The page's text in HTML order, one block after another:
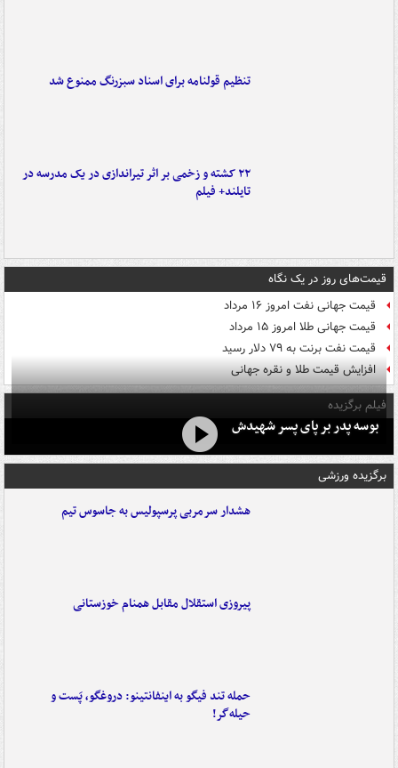
تنظیم قولنامه برای اسناد سبزرنگ ممنوع شد
۲۲ کشته و زخمی بر اثر تیراندازی در یک مدرسه در
تایلند+ فیلم
قیمت‌های روز در یک نگاه
قیمت جهانی نفت امروز ۱۶ مرداد
قیمت جهانی طلا امروز ۱۵ مرداد
قیمت نفت برنت به ۷۹ دلار رسید
افزایش قیمت طلا و نقره جهانی
فیلم برگزیده
بوسه‌ پدر بر پای پسر شهیدش
برگزیده ورزشی
هشدار سرمربی پرسپولیس به جاسوس تیم
پیروزی استقلال مقابل همنام خوزستانی
حمله تند فیگو به اینفانتینو: دروغگو، پَست‌ و
حیله‌گر!